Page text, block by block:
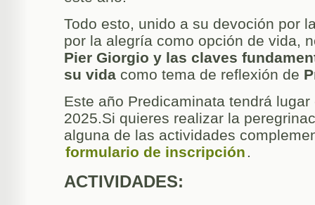
Todo esto, unido a su devoción por
por la alegría como opción de vida,
Pier Giorgio y las claves
su vida como tema de reflexión de
Este año Predicaminata tendrá
2025.Si quieres realizar la
alguna de las actividades
formulario de inscripción .
ACTIVIDADES: